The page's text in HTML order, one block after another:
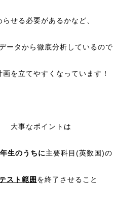
らせる必要があるかなど、
ータから徹底分析しているので
画を立てやすくなっています！
大事なポイントは
生のうちに主要科目(英数国)の
スト範囲 を終了させること